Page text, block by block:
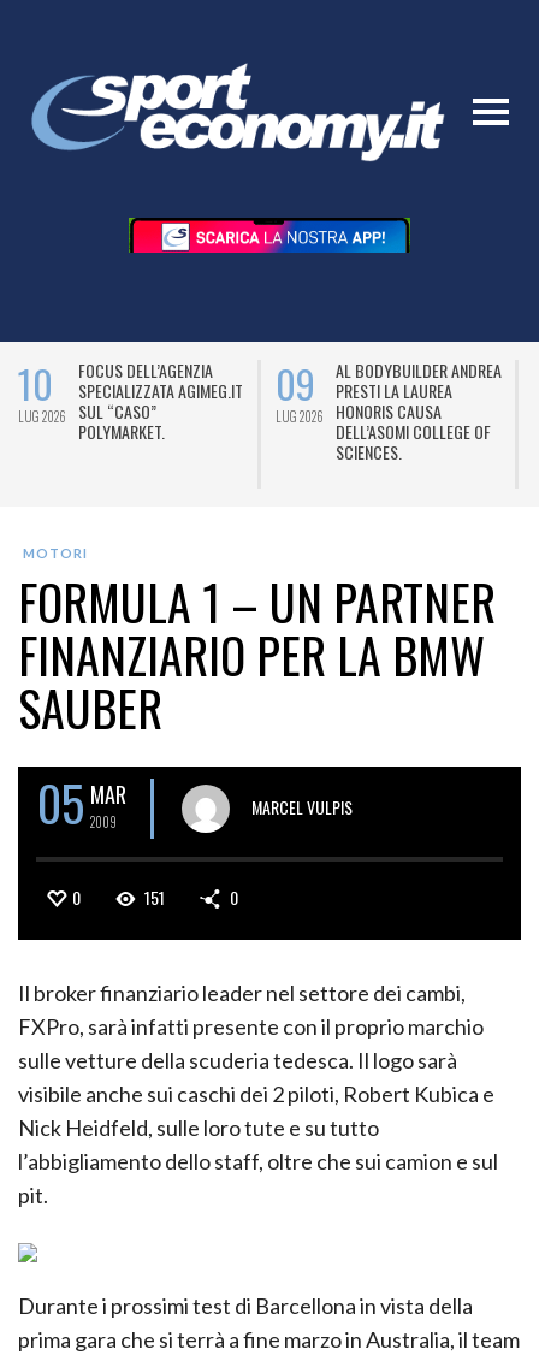
10
LUG 2026
FOCUS DELL’AGENZIA
SPECIALIZZATA AGIMEG.IT
SUL “CASO”
POLYMARKET.
09
LUG 2026
AL BODYBUILDER ANDREA
PRESTI LA LAUREA
HONORIS CAUSA
DELL’ASOMI COLLEGE OF
SCIENCES.
MOTORI
FORMULA 1 – UN PARTNER
FINANZIARIO PER LA BMW
SAUBER
05 MAR
2009
MARCEL VULPIS
0 151 0
Il broker finanziario leader nel settore dei cambi,
FXPro, sarà infatti presente con il proprio marchio
sulle vetture della scuderia tedesca. Il logo sarà
visibile anche sui caschi dei 2 piloti, Robert Kubica e
Nick Heidfeld, sulle loro tute e su tutto
l’abbigliamento dello staff, oltre che sui camion e sul
pit.
Durante i prossimi test di Barcellona in vista della
prima gara che si terrà a fine marzo in Australia, il team